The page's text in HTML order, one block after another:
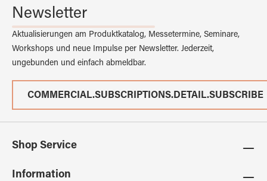
Newsletter
Aktualisierungen am Produktkatalog, Messetermine, Seminare,
Workshops und neue Impulse per Newsletter. Jederzeit,
ungebunden und einfach abmeldbar.
COMMERCIAL.SUBSCRIPTIONS.DETAIL.SUBSCRIBE
Shop Service
Information